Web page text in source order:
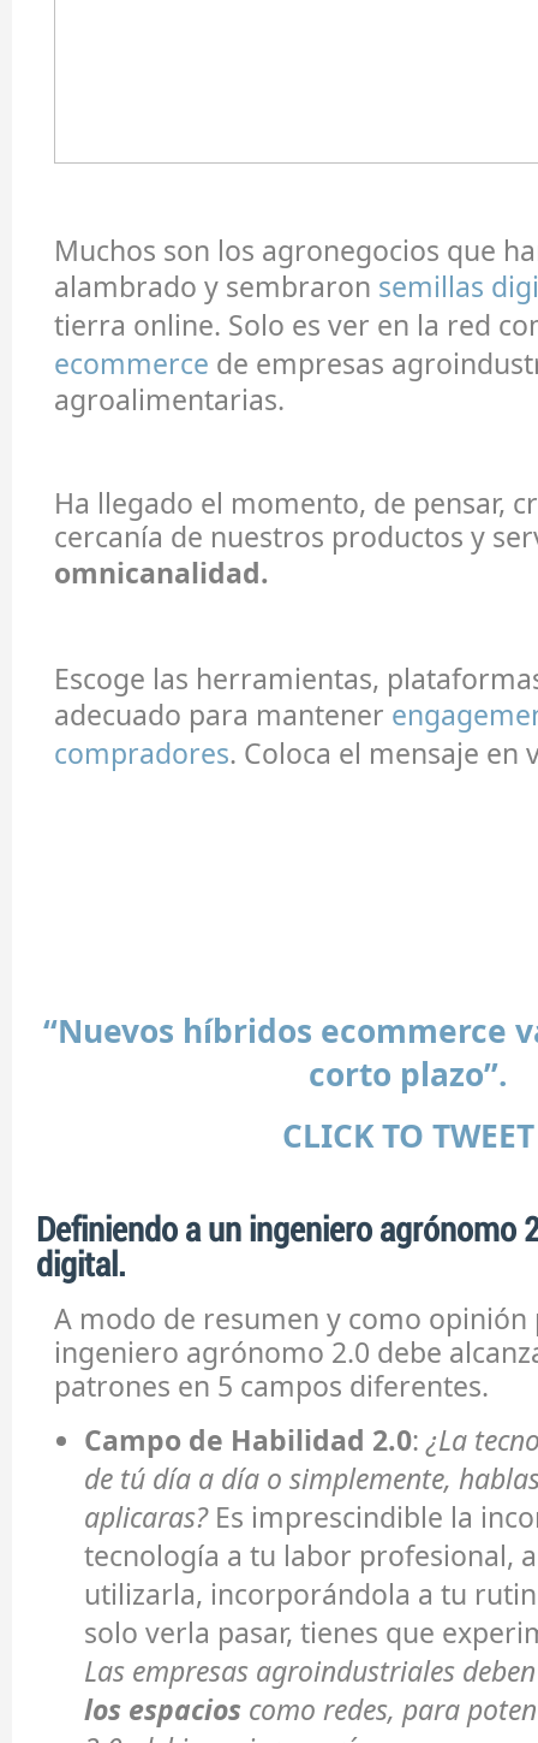
Muchos son los agronegocios que
alambrado y sembraron semillas
tierra online. Solo es ver en la red
ecommerce de empresas
agroalimentarias.
Ha llegado el momento, de pensar,
cercanía de nuestros productos y
omnicanalidad.
Escoge las herramientas,
adecuado para mantener
compradores. Coloca el mensaje en
“Nuevos híbridos ecommerce
corto plazo”.
CLICK TO TWEET
Definiendo a un ingeniero agrónomo
digital.
A modo de resumen y como opinión
ingeniero agrónomo 2.0 debe
patrones en 5 campos diferentes.
Campo de Habilidad 2.0: ¿La
de tú día a día o simplemente,
aplicaras?Es imprescindible la
tecnología a tu labor profesional,
utilizarla, incorporándola a tu
solo verla pasar, tienes que
Las empresas agroindustriales
los espacios como redes, para